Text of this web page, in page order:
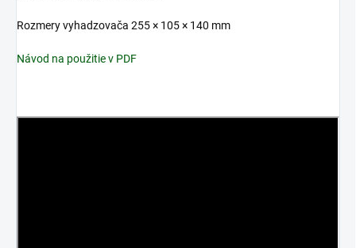
Rozmery vyhadzovača 255 × 105 × 140 mm
Návod na použitie v PDF